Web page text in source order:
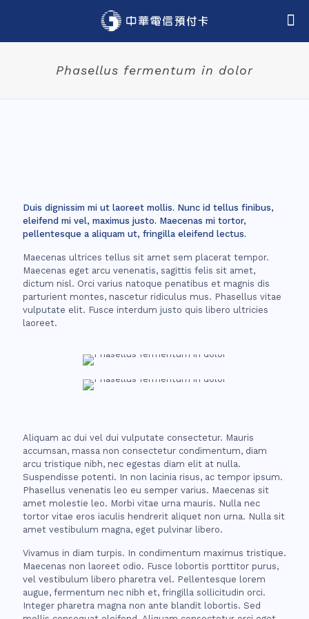
Phasellus fermentum in dolor
Duis dignissim mi ut laoreet mollis. Nunc id tellus finibus,
eleifend mi vel, maximus justo. Maecenas mi tortor,
pellentesque a aliquam ut, fringilla eleifend lectus.
Maecenas ultrices tellus sit amet sem placerat tempor.
Maecenas eget arcu venenatis, sagittis felis sit amet,
dictum nisl. Orci varius natoque penatibus et magnis dis
parturient montes, nascetur ridiculus mus. Phasellus vitae
vulputate elit. Fusce interdum justo quis libero ultricies
laoreet.
Aliquam ac dui vel dui vulputate consectetur. Mauris
accumsan, massa non consectetur condimentum, diam
arcu tristique nibh, nec egestas diam elit at nulla.
Suspendisse potenti. In non lacinia risus, ac tempor ipsum.
Phasellus venenatis leo eu semper varius. Maecenas sit
amet molestie leo. Morbi vitae urna mauris. Nulla nec
tortor vitae eros iaculis hendrerit aliquet non urna. Nulla sit
amet vestibulum magna, eget pulvinar libero.
Vivamus in diam turpis. In condimentum maximus tristique.
Maecenas non laoreet odio. Fusce lobortis porttitor purus,
vel vestibulum libero pharetra vel. Pellentesque lorem
augue, fermentum nec nibh et, fringilla sollicitudin orci.
Integer pharetra magna non ante blandit lobortis. Sed